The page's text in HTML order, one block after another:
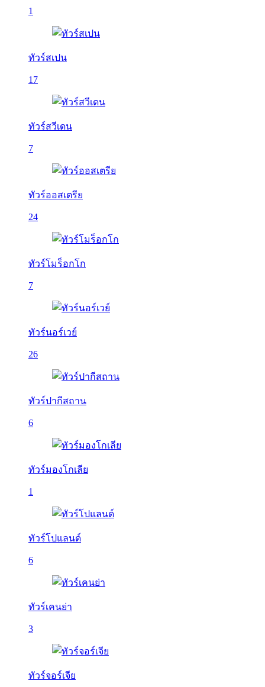
1
ทัวร์สเปน
17
ทัวร์สวีเดน
7
ทัวร์ออสเตรีย
24
ทัวร์โมร็อกโก
7
ทัวร์นอร์เวย์
26
ทัวร์ปากีสถาน
6
ทัวร์มองโกเลีย
1
ทัวร์โปแลนด์
6
ทัวร์เคนย่า
3
ทัวร์จอร์เจีย